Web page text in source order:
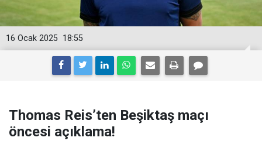
18:55
16 Ocak 2025
Thomas Reis’ten Beşiktaş maçı
öncesi açıklama!